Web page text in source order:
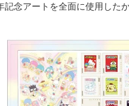
記念アートを全面に使用した